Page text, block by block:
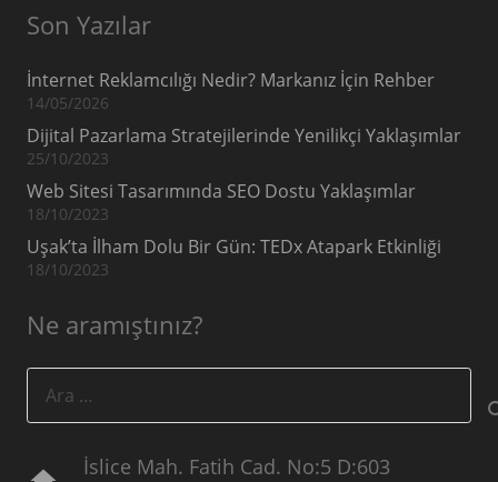
Son Yazılar
İnternet Reklamcılığı Nedir? Markanız İçin Rehber
14/05/2026
Dijital Pazarlama Stratejilerinde Yenilikçi Yaklaşımlar
25/10/2023
Web Sitesi Tasarımında SEO Dostu Yaklaşımlar
18/10/2023
Uşak’ta İlham Dolu Bir Gün: TEDx Atapark Etkinliği
18/10/2023
Ne aramıştınız?
İslice Mah. Fatih Cad. No:5 D:603